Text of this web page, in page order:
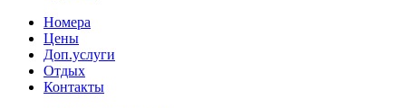
Номера
Цены
Доп.услуги
Отдых
Контакты